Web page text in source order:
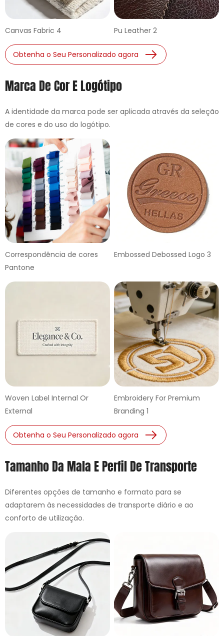
Canvas Fabric 4 Pu Leather 2
Obtenha o Seu Personalizado agora
Marca De Cor E Logótipo
A identidade da marca pode ser aplicada através da seleção
de cores e do uso do logótipo.
Correspondência de cores
Pantone
Embossed Debossed Logo 3
Woven Label Internal Or
External
Embroidery For Premium
Branding 1
Obtenha o Seu Personalizado agora
Tamanho Da Mala E Perfil De Transporte
Diferentes opções de tamanho e formato para se
adaptarem às necessidades de transporte diário e ao
conforto de utilização.